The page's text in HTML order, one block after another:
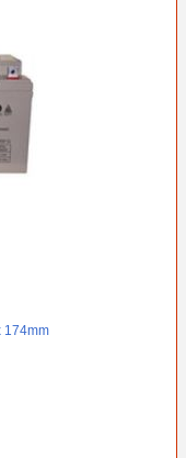
174mm